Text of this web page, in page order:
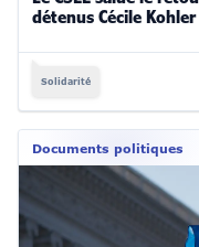
détenus Cécile
Solidarité
Documents politiques